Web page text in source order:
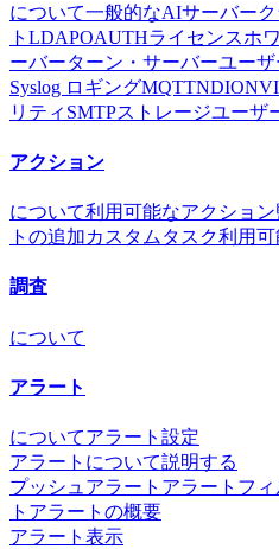
について一般的なAIサーバー
ト LDAPOAUTHライセンスホ
ーバーターン・サーバーユー
Syslog ロギングMQTTNDI
リティ SMTPストレージユーザ
アクション
について利用可能なアクション
トの追加カスタムタスク利用可
調査
について
アラート
についてアラート設定
アラートについて説明する
プッシュアラート アラートフ
ト アラートの概要
アラート表示